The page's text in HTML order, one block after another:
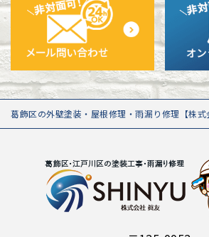
葛飾区の外壁塗装・屋根修理・雨漏り修理【株